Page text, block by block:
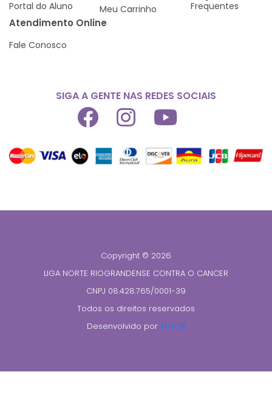
Portal do Aluno
Meu Carrinho
Frequentes
Atendimento Online
Fale Conosco
SIGA A GENTE NAS REDES SOCIAIS
Copyright © 2026
LIGA NORTE RIOGRANDENSE CONTRA O CANCER
CNPJ 08.428.765/0001-39
Todos os direitos reservados
Desenvolvido por TUTOR